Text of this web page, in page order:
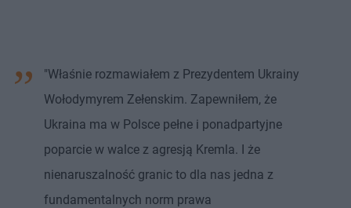
"Właśnie rozmawiałem z Prezydentem Ukrainy
Wołodymyrem Zełenskim. Zapewniłem, że
Ukraina ma w Polsce pełne i ponadpartyjne
poparcie w walce z agresją Kremla. I że
nienaruszalność granic to dla nas jedna z
fundamentalnych norm prawa